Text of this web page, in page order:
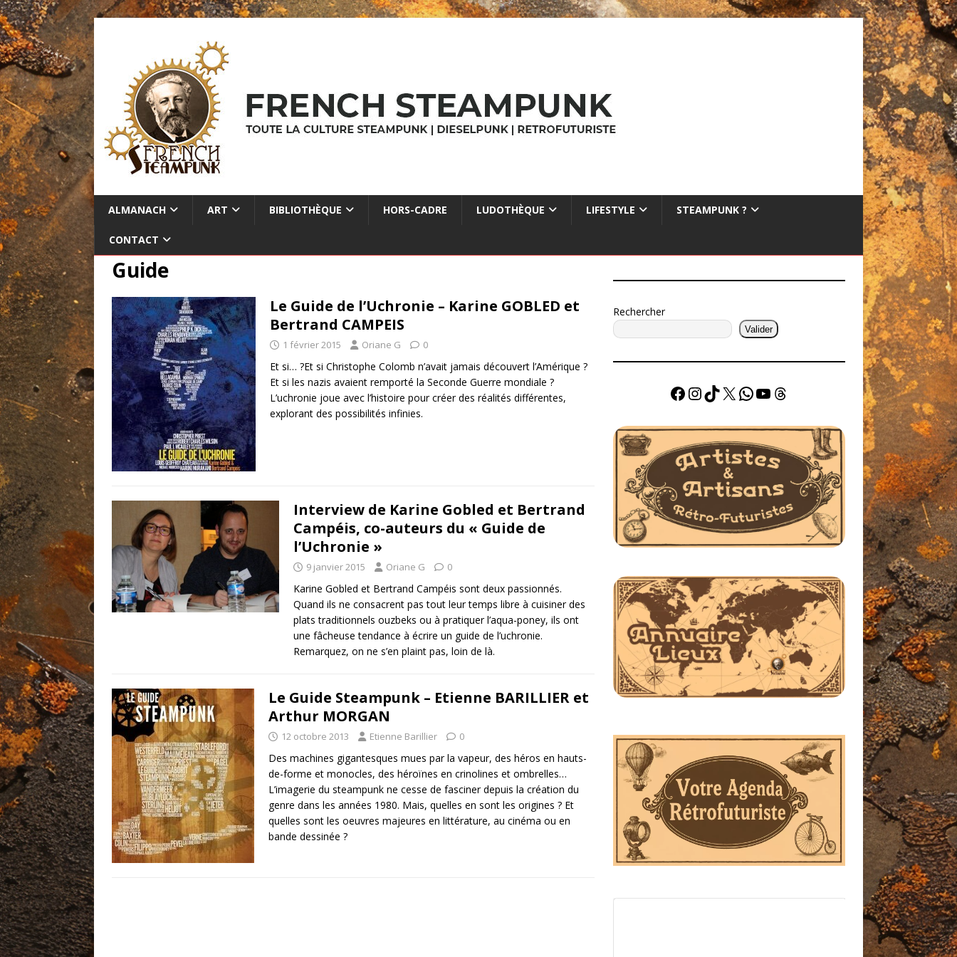
ALMANACH ART BIBLIOTHÈQUE HORS-CADRE LUDOTHÈQUE LIFESTYLE STEAMPUNK ?
CONTACT
Guide
Le Guide de l’Uchronie – Karine GOBLED et
Bertrand CAMPEIS
1 février 2015 Oriane G 0
Et si… ?Et si Christophe Colomb n’avait jamais découvert l’Amérique ?
Et si les nazis avaient remporté la Seconde Guerre mondiale ?
L’uchronie joue avec l’histoire pour créer des réalités différentes,
explorant des possibilités infinies.
Interview de Karine Gobled et Bertrand
Campéis, co-auteurs du « Guide de
l’Uchronie »
9 janvier 2015 Oriane G 0
Karine Gobled et Bertrand Campéis sont deux passionnés.
Quand ils ne consacrent pas tout leur temps libre à cuisiner des
plats traditionnels ouzbeks ou à pratiquer l’aqua-poney, ils ont
une fâcheuse tendance à écrire un guide de l’uchronie.
Remarquez, on ne s’en plaint pas, loin de là.
Le Guide Steampunk – Etienne BARILLIER et
Arthur MORGAN
12 octobre 2013 Etienne Barillier 0
Des machines gigantesques mues par la vapeur, des héros en hauts-
de-forme et monocles, des héroïnes en crinolines et ombrelles…
L’imagerie du steampunk ne cesse de fasciner depuis la création du
genre dans les années 1980. Mais, quelles en sont les origines ? Et
quelles sont les oeuvres majeures en littérature, au cinéma ou en
bande dessinée ?
Rechercher
Valider